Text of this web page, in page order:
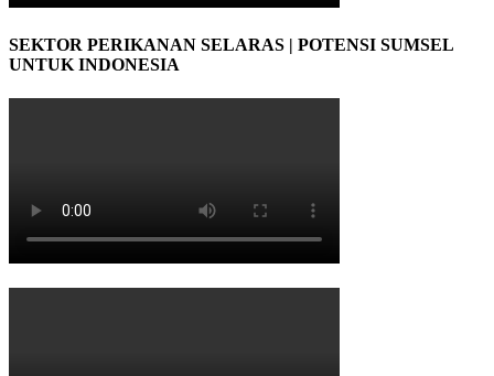
SEKTOR PERIKANAN SELARAS | POTENSI SUMSEL
UNTUK INDONESIA